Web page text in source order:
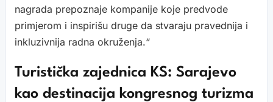
nagrada prepoznaje kompanije koje predvode
primjerom i inspirišu druge da stvaraju pravednija i
inkluzivnija radna okruženja.“
Turistička zajednica KS: Sarajevo
kao destinacija kongresnog turizma